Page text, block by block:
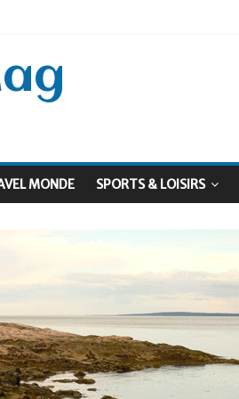
virage vert au sommet
MONDE SPORTS & LOISIRS